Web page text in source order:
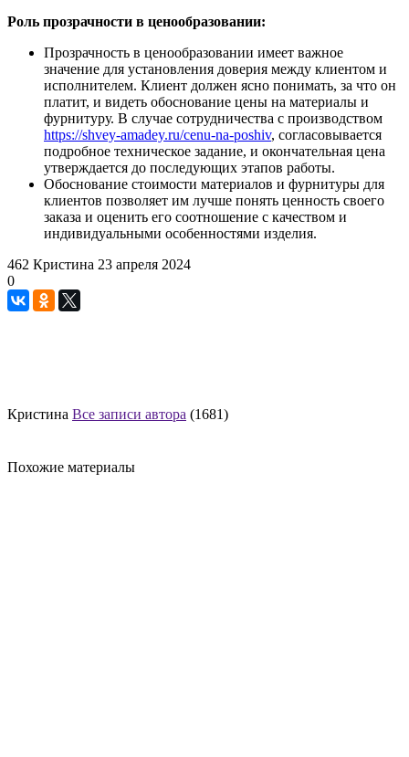
Роль прозрачности в ценообразовании:
Прозрачность в ценообразовании имеет важное
значение для установления доверия между клиентом и
исполнителем. Клиент должен ясно понимать, за что он
платит, и видеть обоснование цены на материалы и
фурнитуру. В случае сотрудничества с производством
https://shvey-amadey.ru/cenu-na-poshiv, согласовывается
подробное техническое задание, и окончательная цена
утверждается до последующих этапов работы.
Обоснование стоимости материалов и фурнитуры для
клиентов позволяет им лучше понять ценность своего
заказа и оценить его соотношение с качеством и
индивидуальными особенностями изделия.
462 Кристина 23 апреля 2024
0
Кристина Все записи автора (1681)
Похожие материалы